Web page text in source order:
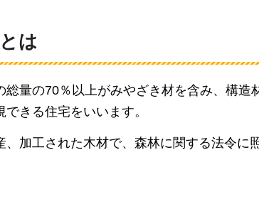
は
量の70％以上がみやざき材を含み、構造
きる住宅をいいます。
、加工された木材で、森林に関する法令に